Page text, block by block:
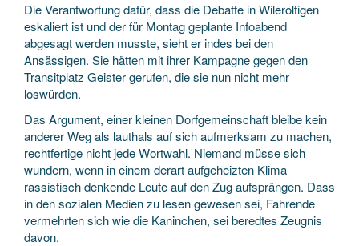
Die Verantwortung dafür, dass die Debatte in Wileroltigen
eskaliert ist und der für Montag geplante Infoabend
abgesagt werden musste, sieht er indes bei den
Ansässigen. Sie hätten mit ihrer Kampagne gegen den
Transitplatz Geister gerufen, die sie nun nicht mehr
loswürden.
Das Argument, einer kleinen Dorfgemeinschaft bleibe kein
anderer Weg als lauthals auf sich aufmerksam zu machen,
rechtfertige nicht jede Wortwahl. Niemand müsse sich
wundern, wenn in einem derart aufgeheizten Klima
rassistisch denkende Leute auf den Zug aufsprängen. Dass
in den sozialen Medien zu lesen gewesen sei, Fahrende
vermehrten sich wie die Kaninchen, sei beredtes Zeugnis
davon.